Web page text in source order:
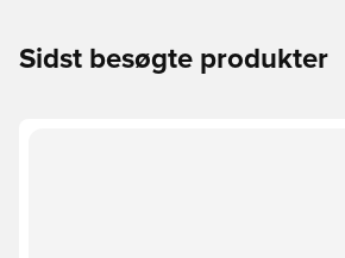
Sidst besøgte produkter